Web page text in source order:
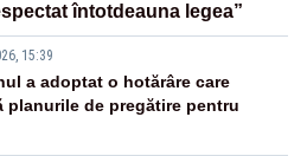
întotdeauna legea”
15:39
a adoptat o hotărâre care
planurile de pregătire pentru